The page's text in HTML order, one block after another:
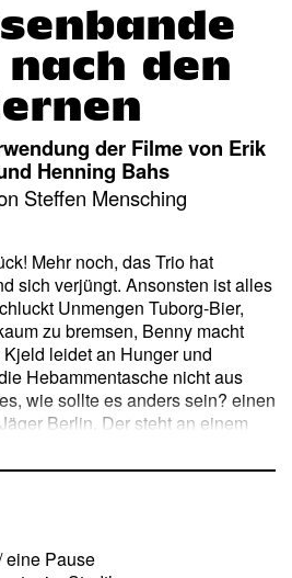
den
der Filme von Erik
Henning Bahs
Steffen Mensching
Mehr noch, das Trio hat
sich verjüngt. Ansonsten ist alles
Unmengen Tuborg-Bier,
zu bremsen, Benny macht
leidet an Hunger und
Hebammentasche nicht aus
wie sollte es anders sein? einen
Berlin. Der steht an einem
betritt. Aber, was sein
einen Plan, da hilft kein
um Geldbeträge mit vielen
kämpfen gegen Schurken aus
aus der Oberschicht, müssen
eine Pause